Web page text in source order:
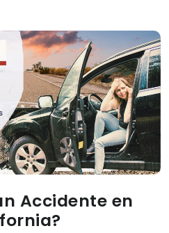
Accidente en